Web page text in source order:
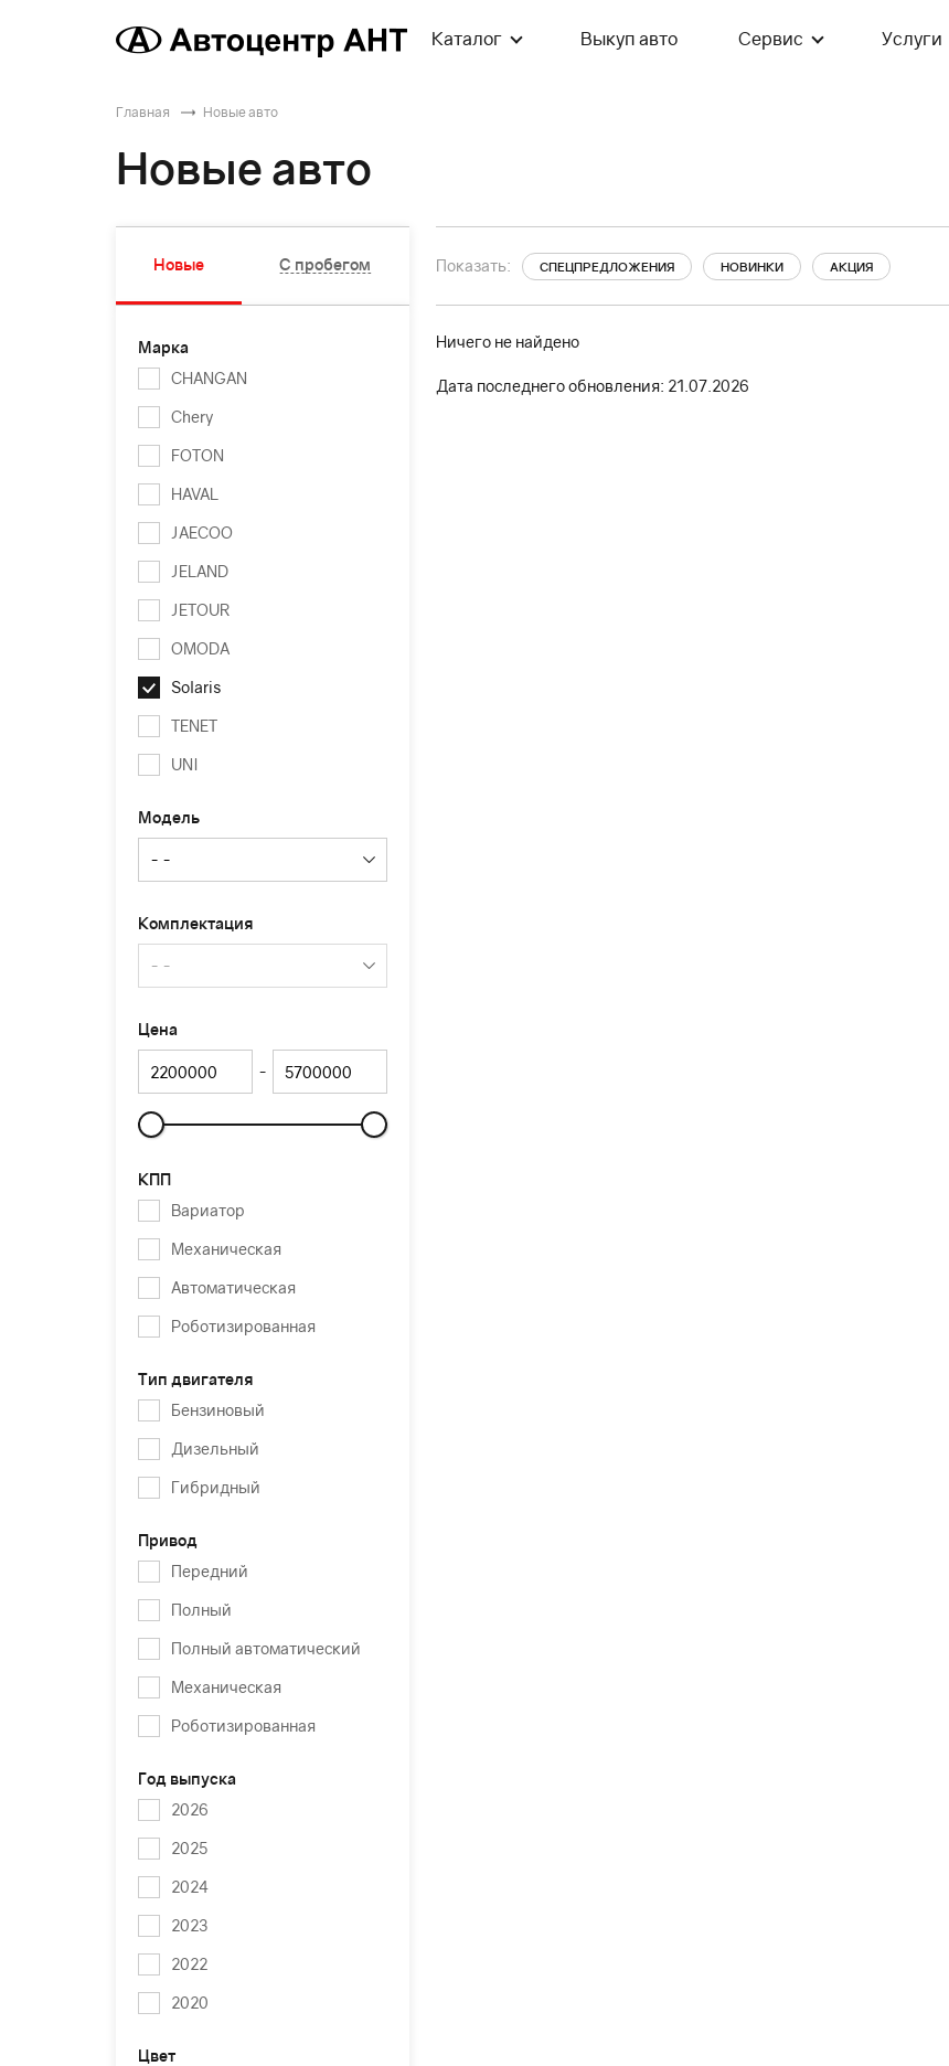
Каталог Выкуп авто Сервис Услуги
Главная Новые авто
Новые авто
Новые С пробегом
Марка
CHANGAN
Chery
FOTON
HAVAL
JAECOO
JELAND
JETOUR
OMODA
Solaris
TENET
UNI
Модель
Комплектация
Цена
-
КПП
Вариатор
Механическая
Автоматическая
Роботизированная
Тип двигателя
Бензиновый
Дизельный
Гибридный
Привод
Передний
Полный
Полный автоматический
Механическая
Роботизированная
Год выпуска
2026
2025
2024
2023
2022
2020
Цвет
Показать: СПЕЦПРЕДЛОЖЕНИЯ НОВИНКИ АКЦИЯ
Ничего не найдено
Дата последнего обновления: 21.07.2026